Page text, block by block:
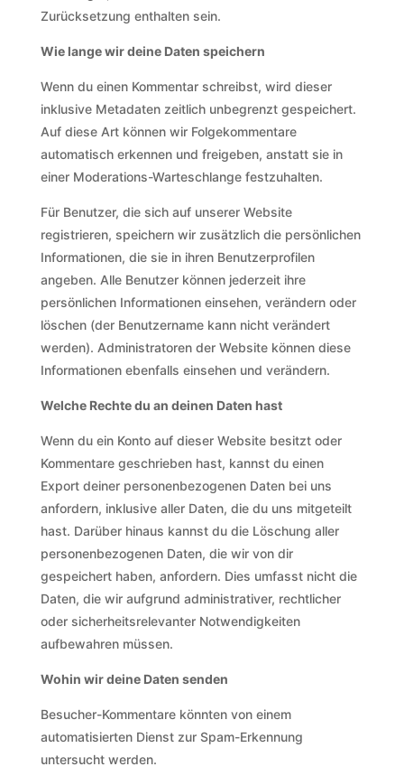
Zurücksetzung enthalten sein.
Wie lange wir deine Daten speichern
Wenn du einen Kommentar schreibst, wird dieser
inklusive Metadaten zeitlich unbegrenzt gespeichert.
Auf diese Art können wir Folgekommentare
automatisch erkennen und freigeben, anstatt sie in
einer Moderations-Warteschlange festzuhalten.
Für Benutzer, die sich auf unserer Website
registrieren, speichern wir zusätzlich die persönlichen
Informationen, die sie in ihren Benutzerprofilen
angeben. Alle Benutzer können jederzeit ihre
persönlichen Informationen einsehen, verändern oder
löschen (der Benutzername kann nicht verändert
werden). Administratoren der Website können diese
Informationen ebenfalls einsehen und verändern.
Welche Rechte du an deinen Daten hast
Wenn du ein Konto auf dieser Website besitzt oder
Kommentare geschrieben hast, kannst du einen
Export deiner personenbezogenen Daten bei uns
anfordern, inklusive aller Daten, die du uns mitgeteilt
hast. Darüber hinaus kannst du die Löschung aller
personenbezogenen Daten, die wir von dir
gespeichert haben, anfordern. Dies umfasst nicht die
Daten, die wir aufgrund administrativer, rechtlicher
oder sicherheitsrelevanter Notwendigkeiten
aufbewahren müssen.
Wohin wir deine Daten senden
Besucher-Kommentare könnten von einem
automatisierten Dienst zur Spam-Erkennung
untersucht werden.